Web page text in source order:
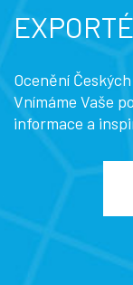
Ocenění
Vnímáme Vaše
informace a